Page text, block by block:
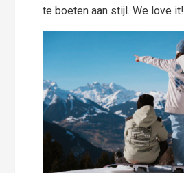
te boeten aan stijl. We love it!